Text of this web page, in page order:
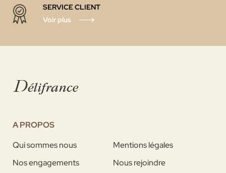
SERVICE CLIENT
Voir plus
A PROPOS
Qui sommes nous
Mentions légales
Nos engagements
Nous rejoindre